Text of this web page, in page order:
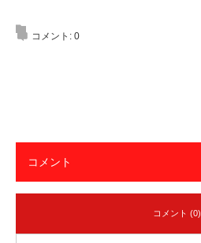
コメント: 0
コメント
コメント (0)